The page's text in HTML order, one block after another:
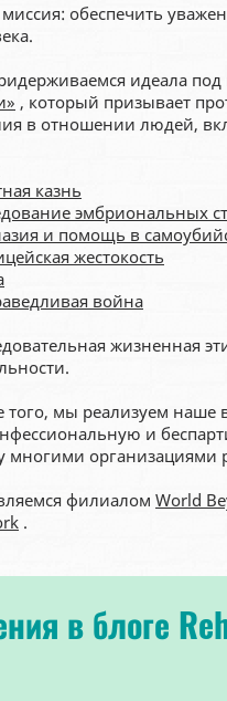
обеспечить
идеала под
, который призывает
в отношении людей,
казнь
эмбриональных
и помощь в
жестокость
война
жизненная
того, мы реализуем наше
и
многими организациями
филиалом World
.
в блоге